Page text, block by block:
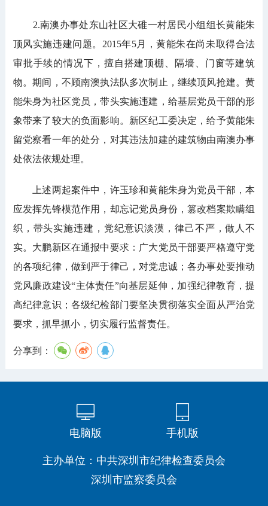
2.南澳办事处东山社区大碓一村居民小组组长黄能朱
顶风实施违建问题。2015年5月，黄能朱在尚未取得合法
审批手续的情况下，擅自搭建顶棚、隔墙、门窗等建筑
物。期间，不顾南澳执法队多次制止，继续顶风抢建。黄
能朱身为社区党员，带头实施违建，给基层党员干部的形
象带来了较大的负面影响。新区纪工委决定，给予黄能朱
留党察看一年的处分，对其违法加建的建筑物由南澳办事
处依法依规处理。
上述两起案件中，许玉珍和黄能朱身为党员干部，本
应发挥先锋模范作用，却忘记党员身份，篡改档案欺瞒组
织，带头实施违建，党纪意识淡漠，律己不严，做人不
实。大鹏新区在通报中要求：广大党员干部要严格遵守党
的各项纪律，做到严于律己，对党忠诚；各办事处要推动
党风廉政建设“主体责任”向基层延伸，加强纪律教育，提
高纪律意识；各级纪检部门要坚决贯彻落实全面从严治党
要求，抓早抓小，切实履行监督责任。
分享到：
电脑版 手机版
主办单位：中共深圳市纪律检查委员会
深圳市监察委员会